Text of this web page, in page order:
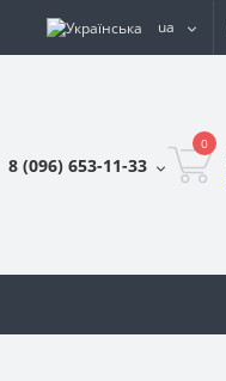
ua
8 (096) 653-11-33
0